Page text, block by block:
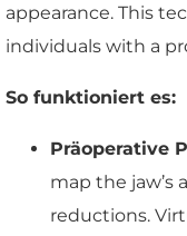
appearance. This
individuals with a
So funktioniert es:
Präoperative
map the jaw’s
reductions.